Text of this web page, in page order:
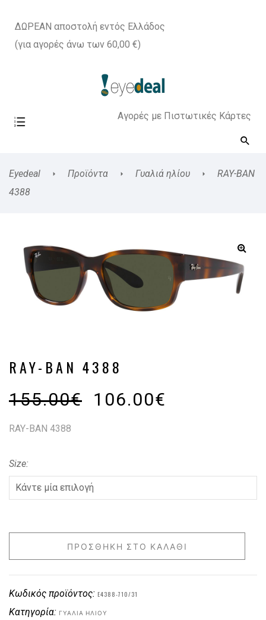
ΔΩΡΕΑΝ αποστολή εντός Ελλάδος
(για αγορές άνω των 60,00 €)
Αγορές με Πιστωτικές Κάρτες
Eyedeal Προϊόντα Γυαλιά ηλίου
RAY-BAN
4388
RAY-BAN 4388
155.00€ 106.00€
RAY-BAN 4388
Size
ΠΡΟΣΘΉΚΗ ΣΤΟ ΚΑΛΆΘΙ
Κωδικός προϊόντος: E4388-710/31
Κατηγορία: ΓΥΑΛΙΆ ΗΛΊΟΥ